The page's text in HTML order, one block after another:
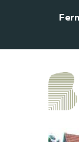
Accueil